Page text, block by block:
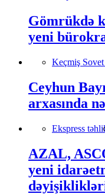
Gömrükdə
yeni
Keçmiş Sovet
Ceyhun
arxasında
Ekspress
AZAL,
yeni